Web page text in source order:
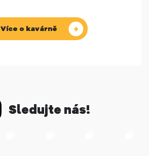
Více o kavárně
Sledujte nás!